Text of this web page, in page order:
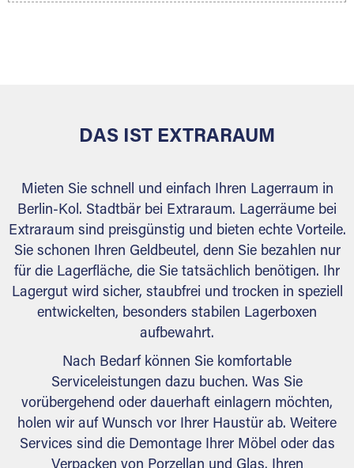
Ihr Lagergut wird bei Ihrem Extraraum Partner
DAS IST EXTRARAUM
Mieten Sie schnell und einfach Ihren Lagerraum in
Berlin-Kol. Stadtbär bei Extraraum. Lagerräume bei
Extraraum sind preisgünstig und bieten echte Vorteile.
Sie schonen Ihren Geldbeutel, denn Sie bezahlen nur
für die Lagerfläche, die Sie tatsächlich benötigen. Ihr
Lagergut wird sicher, staubfrei und trocken in speziell
entwickelten, besonders stabilen Lagerboxen
aufbewahrt.
Nach Bedarf können Sie komfortable
Serviceleistungen dazu buchen. Was Sie
vorübergehend oder dauerhaft einlagern möchten,
holen wir auf Wunsch vor Ihrer Haustür ab. Weitere
Services sind die Demontage Ihrer Möbel oder das